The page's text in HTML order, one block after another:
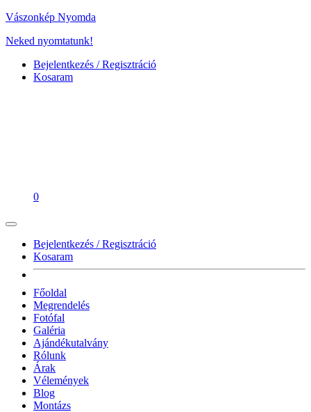
Vászonkép Nyomda
Neked nyomtatunk!
Bejelentkezés / Regisztráció
Kosaram
0
Bejelentkezés / Regisztráció
Kosaram
Főoldal
Megrendelés
Fotófal
Galéria
Ajándékutalvány
Rólunk
Árak
Vélemények
Blog
Montázs